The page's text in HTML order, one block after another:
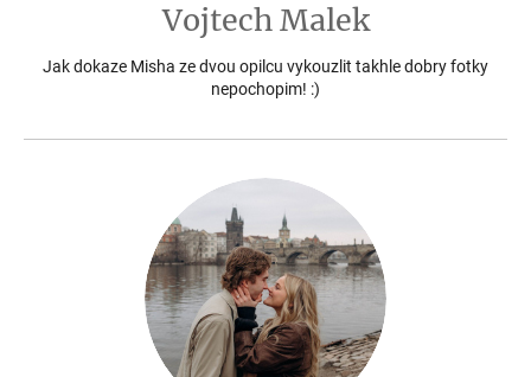
Vojtech Malek
Jak dokaze Misha ze dvou opilcu vykouzlit takhle dobry fotky
nepochopim! :)